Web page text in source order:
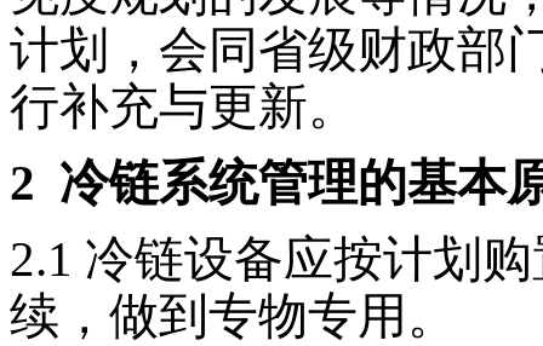
计划，会同省级财政部
行补充与更新。
2 冷链系统管理的基本
2.1 冷链设备应按计划
续，做到专物专用。